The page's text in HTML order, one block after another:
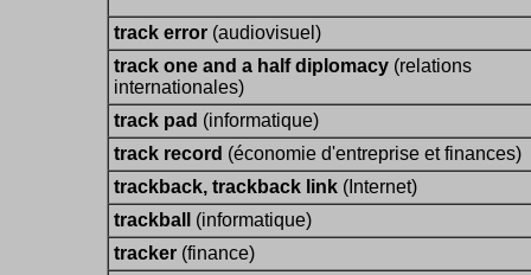
track error (audiovisuel)
track one and a half diplomacy (relations
internationales)
track pad (informatique)
track record (économie d'entreprise et finances)
trackback, trackback link (Internet)
trackball
(informatique)
tracker (finance)